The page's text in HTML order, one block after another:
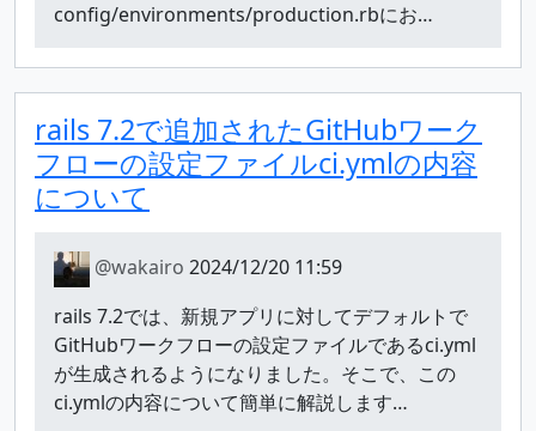
config/environments/production.rbにお…
rails 7.2で追加されたGitHubワーク
フローの設定ファイルci.ymlの内容
について
@wakairo 2024/12/20 11:59
rails 7.2では、新規アプリに対してデフォルトで
GitHubワークフローの設定ファイルであるci.yml
が生成されるようになりました。そこで、この
ci.ymlの内容について簡単に解説します…